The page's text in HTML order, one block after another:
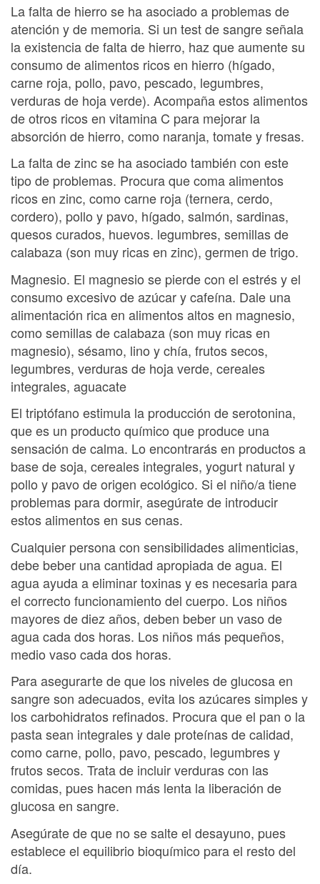
La falta de hierro se ha asociado a problemas de
atención y de memoria. Si un test de sangre señala
la existencia de falta de hierro, haz que aumente su
consumo de alimentos ricos en hierro (hígado,
carne roja, pollo, pavo, pescado, legumbres,
verduras de hoja verde). Acompaña estos alimentos
de otros ricos en vitamina C para mejorar la
absorción de hierro, como naranja, tomate y fresas.
La falta de zinc se ha asociado también con este
tipo de problemas. Procura que coma alimentos
ricos en zinc, como carne roja (ternera, cerdo,
cordero), pollo y pavo, hígado, salmón, sardinas,
quesos curados, huevos. legumbres, semillas de
calabaza (son muy ricas en zinc), germen de trigo.
Magnesio. El magnesio se pierde con el estrés y el
consumo excesivo de azúcar y cafeína. Dale una
alimentación rica en alimentos altos en magnesio,
como semillas de calabaza (son muy ricas en
magnesio), sésamo, lino y chía, frutos secos,
legumbres, verduras de hoja verde, cereales
integrales, aguacate
El triptófano estimula la producción de serotonina,
que es un producto químico que produce una
sensación de calma. Lo encontrarás en productos a
base de soja, cereales integrales, yogurt natural y
pollo y pavo de origen ecológico. Si el niño/a tiene
problemas para dormir, asegúrate de introducir
estos alimentos en sus cenas.
Cualquier persona con sensibilidades alimenticias,
debe beber una cantidad apropiada de agua. El
agua ayuda a eliminar toxinas y es necesaria para
el correcto funcionamiento del cuerpo. Los niños
mayores de diez años, deben beber un vaso de
agua cada dos horas. Los niños más pequeños,
medio vaso cada dos horas.
Para asegurarte de que los niveles de glucosa en
sangre son adecuados, evita los azúcares simples y
los carbohidratos refinados. Procura que el pan o la
pasta sean integrales y dale proteínas de calidad,
como carne, pollo, pavo, pescado, legumbres y
frutos secos. Trata de incluir verduras con las
comidas, pues hacen más lenta la liberación de
glucosa en sangre.
Asegúrate de que no se salte el desayuno, pues
establece el equilibrio bioquímico para el resto del
día.